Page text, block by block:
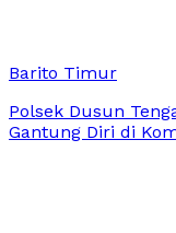
Barito Timur
Polsek Dusun
Gantung Diri di